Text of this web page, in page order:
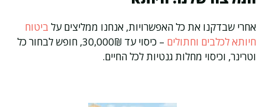
אחרי שבדקנו את כל האפשרויות, אנחנו ממליצים על ביטוח
חיותא לכלבים וחתולים
– כיסוי עד 30,000₪, חופש לבחור כל
וטרינר, וכיסוי מחלות גנטיות לכל החיים.